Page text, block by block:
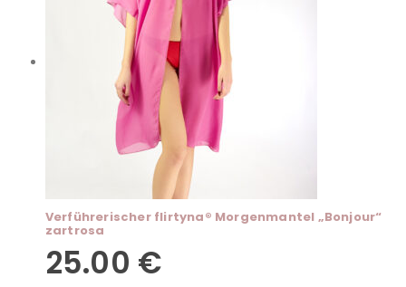
Verführerischer flirtyna® Morgenmantel „Bonjour“
zartrosa
25.00 €